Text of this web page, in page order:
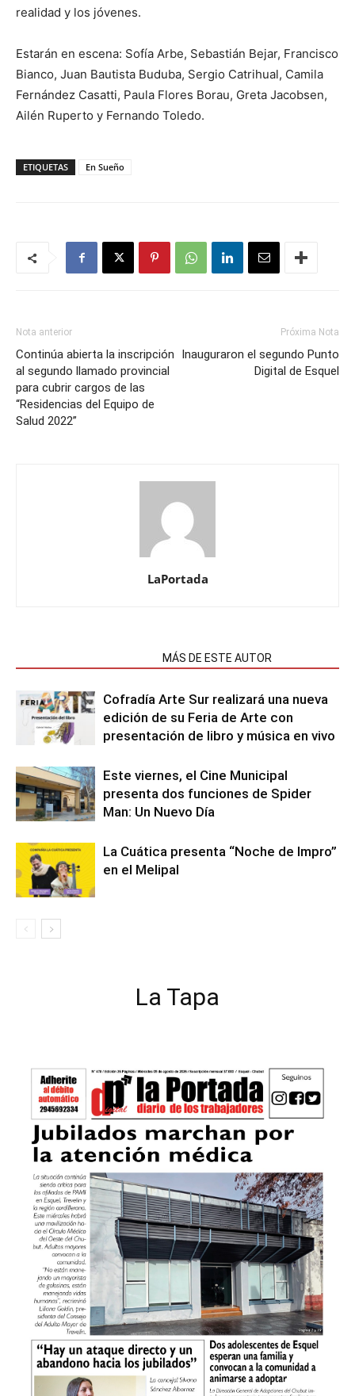
realidad y los jóvenes.
Estarán en escena: Sofía Arbe, Sebastián Bejar, Francisco
Bianco, Juan Bautista Buduba, Sergio Catrihual, Camila
Fernández Casatti, Paula Flores Borau, Greta Jacobsen,
Ailén Ruperto y Fernando Toledo.
ETIQUETAS En Sueño
Nota anterior
Continúa abierta la inscripción
al segundo llamado provincial
para cubrir cargos de las
“Residencias del Equipo de
Salud 2022”
Próxima Nota
Inauguraron el segundo Punto
Digital de Esquel
LaPortada
MÁS DE ESTE AUTOR
Cofradía Arte Sur realizará una nueva
edición de su Feria de Arte con
presentación de libro y música en vivo
Este viernes, el Cine Municipal
presenta dos funciones de Spider
Man: Un Nuevo Día
La Cuática presenta “Noche de Impro”
en el Melipal
La Tapa